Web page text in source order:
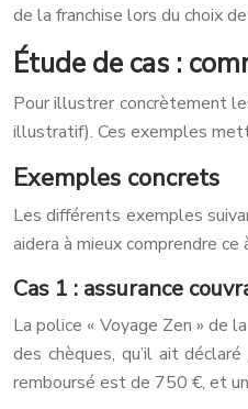
de la franchise lors du choix
Étude de cas :
Pour illustrer concrètement
illustratif). Ces exemples
Exemples concrets
Les différents exemples
aidera à mieux comprendre
Cas 1 : assurance
La police « Voyage Zen » de
des chèques, qu’il ait
remboursé est de 750 €, et